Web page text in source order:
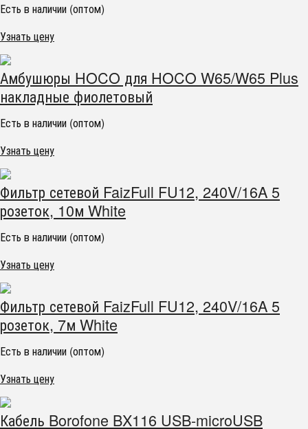
Есть в наличии (оптом)
Узнать цену
Амбушюры HOCO для HOCO W65/W65 Plus
накладные фиолетовый
Есть в наличии (оптом)
Узнать цену
Фильтр сетевой FaizFull FU12, 240V/16A 5
розеток, 10м White
Есть в наличии (оптом)
Узнать цену
Фильтр сетевой FaizFull FU12, 240V/16A 5
розеток, 7м White
Есть в наличии (оптом)
Узнать цену
Кабель Borofone BX116 USB-microUSB